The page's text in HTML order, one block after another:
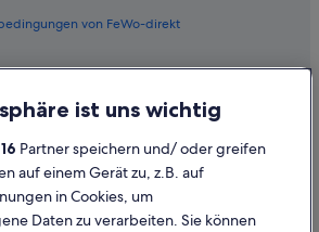
von FeWo-direkt
von Inhalten
ist uns wichtig
16 Partner speichern und/ oder greifen
auf einem Gerät zu, z.B. auf
in Cookies, um
Daten zu verarbeiten. Sie können